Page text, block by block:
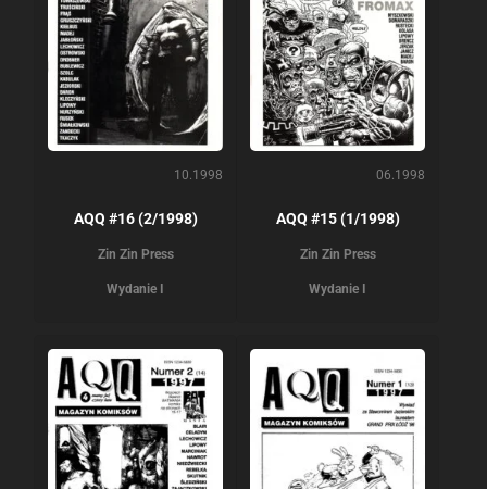
10.1998
AQQ #16 (2/1998)
Zin Zin Press
Wydanie I
06.1998
AQQ #15 (1/1998)
Zin Zin Press
Wydanie I